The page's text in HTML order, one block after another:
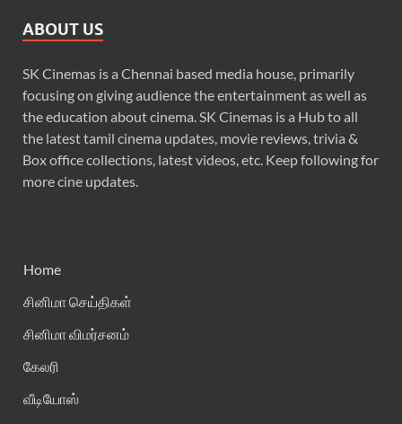
ABOUT US
SK Cinemas is a Chennai based media house, primarily
focusing on giving audience the entertainment as well as
the education about cinema. SK Cinemas is a Hub to all
the latest tamil cinema updates, movie reviews, trivia &
Box office collections, latest videos, etc. Keep following for
more cine updates.
Home
சினிமா செய்திகள்
சினிமா விமர்சனம்
கேலரி
வீடியோஸ்